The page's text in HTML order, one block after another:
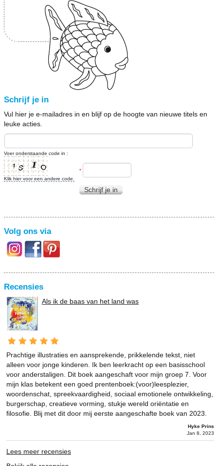
Schrijf je in
Vul hier je e-mailadres in en blijf op de hoogte van nieuwe titels en
leuke acties.
Voer onderstaande code in :
Klik hier voor een andere code.
*
Schrijf je in
Volg ons via
Recensies
Als ik de baas van het land was
Prachtige illustraties en aansprekende, prikkelende tekst, niet
alleen voor jonge kinderen. Ik ben leerkracht op een basisschool
voor anderstaligen. Dit boek aangeschaft voor mijn groep 7. Voor
mijn klas betekent een goed prentenboek:(voor)leesplezier,
woordenschat, spreekvaardigheid, sociaal emotionele ontwikkeling,
burgerschap, creatieve vorming, stukje wereld oriëntatie en
filosofie. Blij met dit door mij eerste aangeschafte boek van 2023.
Hyke Prins
Jan 8, 2023
Lees meer recensies